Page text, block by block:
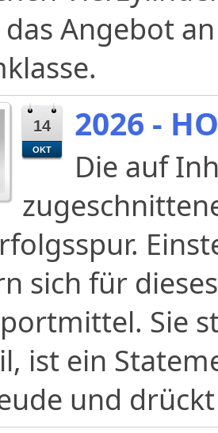
das Angebot
14
OKT
2026 -
Die auf
sich für
Sie
ist ein
und